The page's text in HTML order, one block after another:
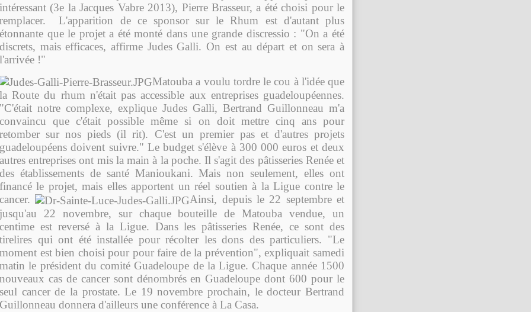
intéressant (3e la Jacques Vabre 2013), Pierre Brasseur, a été choisi pour le
remplacer.
L'apparition de ce sponsor sur le Rhum est d'autant plus
étonnante que le projet a été monté dans une grande discressio : "On a été
discrets, mais efficaces, affirme Judes Galli. On est au départ et on sera à
l'arrivée !"
Matouba a voulu tordre le cou à l'idée que
la Route du rhum n'était pas accessible aux entreprises guadeloupéennes.
"C'était notre complexe, explique Judes Galli, Bertrand Guillonneau m'a
convaincu que c'était possible même si on doit mettre cinq ans pour
retomber sur nos pieds (il rit). C'est un premier pas et d'autres projets
guadeloupéens doivent suivre." Le budget s'élève à 300 000 euros et deux
autres entreprises ont mis la main à la poche. Il s'agit des pâtisseries Renée et
des établissements de santé Manioukani. Mais non seulement, elles ont
financé le projet, mais elles apportent un réel soutien à la Ligue contre le
cancer.
Ainsi, depuis le 22 septembre et
jusqu'au 22 novembre, sur chaque bouteille de Matouba vendue, un
centime est reversé à la Ligue. Dans les pâtisseries Renée, ce sont des
tirelires qui ont été installée pour récolter les dons des particuliers. "Le
moment est bien choisi pour pour faire de la prévention", expliquait samedi
matin le président du comité Guadeloupe de la Ligue. Chaque année 1500
nouveaux cas de cancer sont dénombrés en Guadeloupe dont 600 pour le
seul cancer de la prostate. Le 19 novembre prochain, le docteur Bertrand
Guillonneau donnera d'ailleurs une conférence à La Casa.